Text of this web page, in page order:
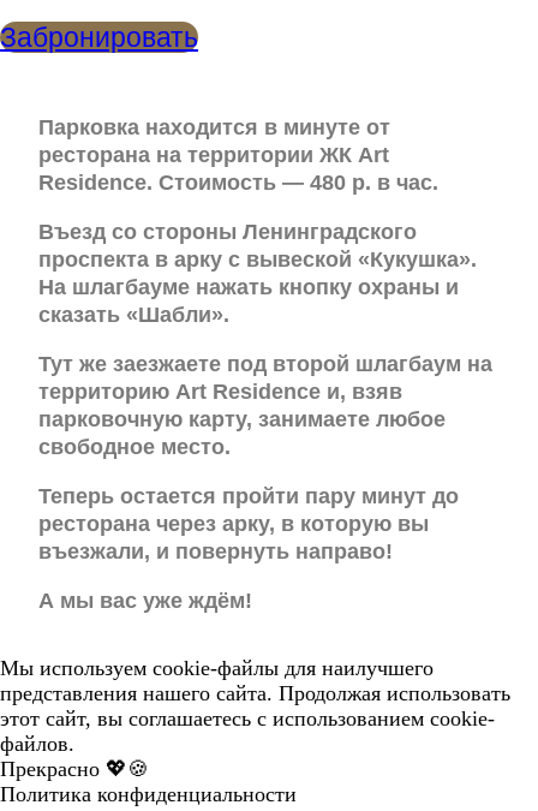
Забронировать
Парковка находится в минуте от
ресторана на территории ЖК Art
Residence. Стоимость — 480 р. в час.
Въезд со стороны Ленинградского
проспекта в арку с вывеской «Кукушка».
На шлагбауме нажать кнопку охраны и
сказать «Шабли».
Тут же заезжаете под второй шлагбаум на
территорию Art Residence и, взяв
парковочную карту, занимаете любое
свободное место.
Теперь остается пройти пару минут до
ресторана через арку, в которую вы
въезжали, и повернуть направо!
А мы вас уже ждём!
Мы используем cookie-файлы для наилучшего
представления нашего сайта. Продолжая использовать
этот сайт, вы соглашаетесь с использованием cookie-
файлов.
Прекрасно 💖🍪
Политика конфиденциальности